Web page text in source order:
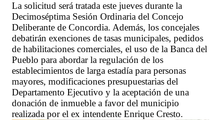
La solicitud será tratada este jueves durante la
Decimoséptima Sesión Ordinaria del Concejo
Deliberante de Concordia. Además, los concejales
debatirán exenciones de tasas municipales, pedidos
de habilitaciones comerciales, el uso de la Banca del
Pueblo para abordar la regulación de los
establecimientos de larga estadía para personas
mayores, modificaciones presupuestarias del
Departamento Ejecutivo y la aceptación de una
donación de inmueble a favor del municipio
realizada por el ex intendente Enrique Cresto.